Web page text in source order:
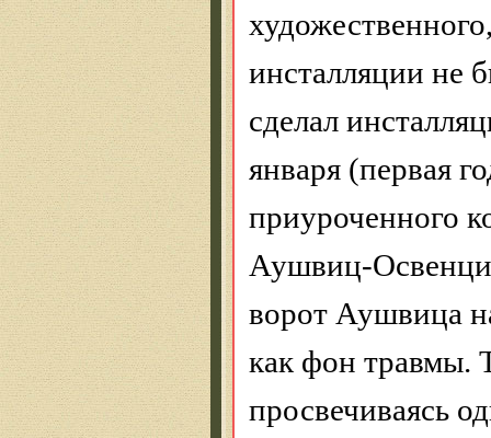
инсталляции не
сделал
января (первая
приуроченного
Аушвиц-
ворот Аушвица
как фон травмы.
просвечиваясь